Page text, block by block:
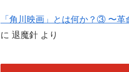
「角川映画」とは何か？③ 〜革
に 退魔針 より